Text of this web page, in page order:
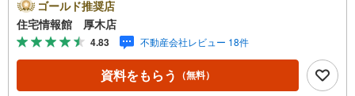
ンの試算やご購入の際にかかる諸費用の概算も行っており
ます。しっかりとした資金計画のアドバイスをさせて頂き
ますので、お気軽にご相談ください。
ゴールド推奨店
住宅情報館 厚木店
4.83 不動産会社レビュー 18件
資料をもらう （無料）